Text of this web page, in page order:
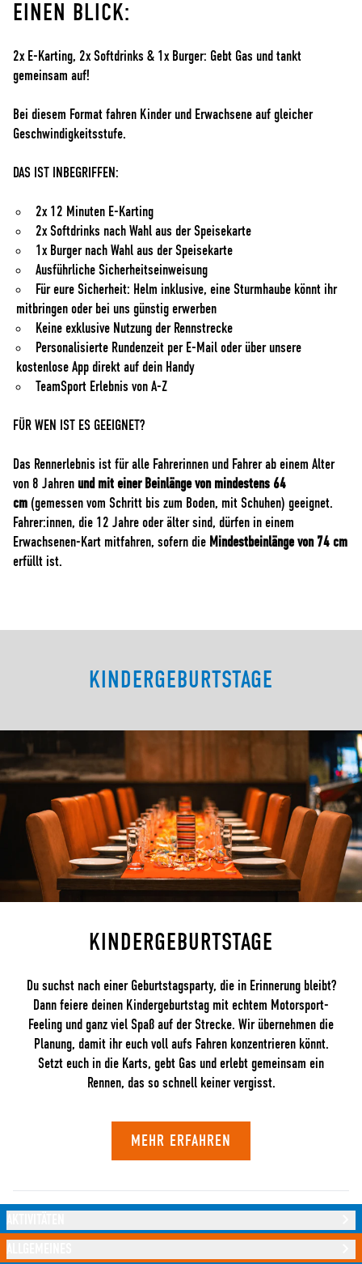
EINEN BLICK:
2x E-Karting, 2x Softdrinks & 1x Burger: Gebt Gas und tankt
gemeinsam auf!
Bei diesem Format fahren Kinder und Erwachsene auf gleicher
Geschwindigkeitsstufe.
DAS IST INBEGRIFFEN:
2x 12 Minuten E-Karting
2x Softdrinks nach Wahl aus der Speisekarte
1x Burger nach Wahl aus der Speisekarte
Ausführliche Sicherheitseinweisung
Für eure Sicherheit: Helm inklusive, eine Sturmhaube könnt ihr
mitbringen oder bei uns günstig erwerben
Keine exklusive Nutzung der Rennstrecke
Personalisierte Rundenzeit per E-Mail oder über unsere
kostenlose App direkt auf dein Handy
TeamSport Erlebnis von A-Z
FÜR WEN IST ES GEEIGNET?
Das Rennerlebnis ist für alle Fahrerinnen und Fahrer ab einem Alter
von 8 Jahren und mit einer Beinlänge von mindestens 64
cm (gemessen vom Schritt bis zum Boden, mit Schuhen) geeignet.
Fahrer:innen, die 12 Jahre oder älter sind, dürfen in einem
Erwachsenen-Kart mitfahren, sofern die Mindestbeinlänge von 74 cm
erfüllt ist.
KINDERGEBURTSTAGE
KINDERGEBURTSTAGE
Du suchst nach einer Geburtstagsparty, die in Erinnerung bleibt?
Dann feiere deinen Kindergeburtstag mit echtem Motorsport-
Feeling und ganz viel Spaß auf der Strecke. Wir übernehmen die
Planung, damit ihr euch voll aufs Fahren konzentrieren könnt.
Setzt euch in die Karts, gebt Gas und erlebt gemeinsam ein
Rennen, das so schnell keiner vergisst.
MEHR ERFAHREN